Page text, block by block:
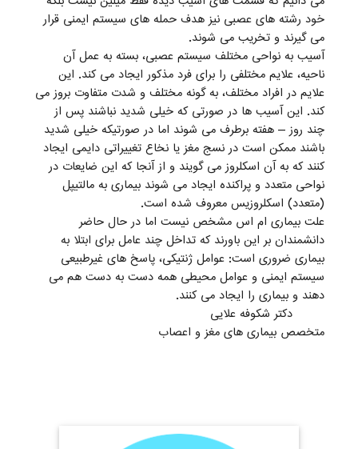
خود رشته های عصبی نیز هدف حمله های سیستم ایمنی قرار
می گیرند و تخریب می شوند.
آسیب به نواحی مختلف سیستم عصبی، بسته به عمل آن
ناحیه، علایم مختلفی را برای فرد مذکور ایجاد می کند. این
علایم در افراد مختلف، به گونه مختلف و شدت متفاوت بروز می
کند. این آسیب ها در صورتی که خیلی شدید نباشند پس از
چند روز – هفته برطرف می شوند اما در صورتیکه خیلی شدید
باشند ممکن است در نسج مغز یا نخاع تغییراتی دایمی ایجاد
کنند که به آن اسکلروز می گویند و از آنجا که این ضایعات در
نواحی متعدد و پراکنده ایجاد می شوند بیماری به مالتیپل
(متعدد) اسکلروزیس معروف شده است.
علت بیماری ام اس مشخص نیست اما در حال حاضر
دانشمندان بر این باورند که تداخل چند عامل برای ابتلا به
بیماری ضروری است: عوامل ژنتیکی، پاسخ های غیرطبیعی
سیستم ایمنی و عوامل محیطی همه دست به دست هم می
دهند و بیماری را ایجاد می کنند.
دکتر شکوفه علایی
متخصص بیماری های مغز و اعصاب